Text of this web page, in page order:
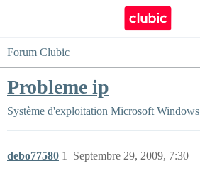
Forum Clubic
Probleme ip
Système d'exploitation Microsoft Windows
debo77580 Septembre 29, 2009, 7:30
1